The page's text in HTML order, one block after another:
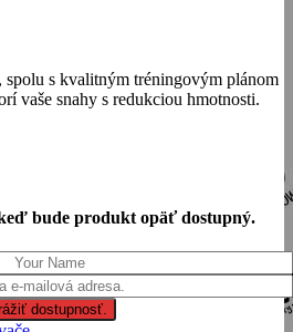
s kvalitným tréningovým plánom
vaše snahy s redukciou hmotnosti.
bude produkt opäť dostupný.